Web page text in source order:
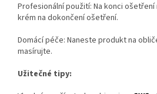
Profesionální použití: Na konci
krém na dokončení ošetření.
Domácí péče: Naneste produkt na
masírujte.
Užitečné tipy: